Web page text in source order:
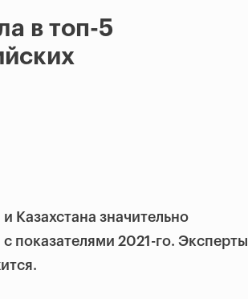
в топ-5
Казахстана значительно
показателями 2021-го. Эксперты